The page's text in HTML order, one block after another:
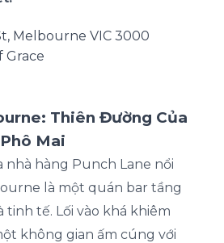
Melbourne VIC 3000
Grace
Thiên Đường Của
Mai
nhà hàng Punch Lane nổi
là một quán bar tầng
tinh tế. Lối vào khá khiêm
không gian ấm cúng với